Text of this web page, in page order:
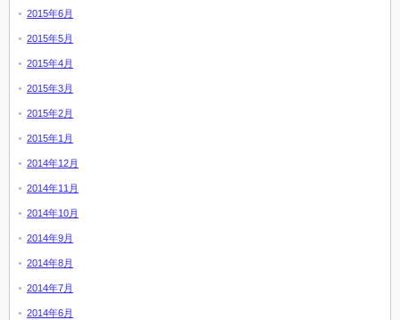
2015年6月
2015年5月
2015年4月
2015年3月
2015年2月
2015年1月
2014年12月
2014年11月
2014年10月
2014年9月
2014年8月
2014年7月
2014年6月